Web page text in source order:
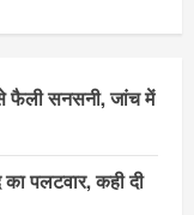
फैली सनसनी, जांच में
पलटवार, कही दी